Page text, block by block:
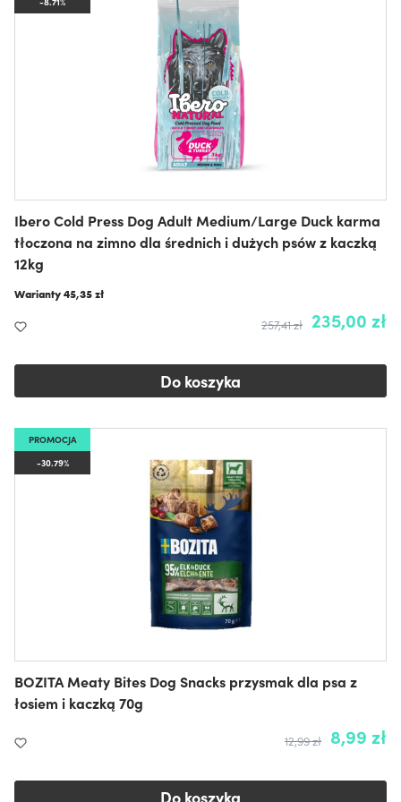
Ibero Cold Press Dog Adult Medium/Large Duck karma
tłoczona na zimno dla średnich i dużych psów z kaczką
12kg
Warianty45,35 zł
235,00 zł
257,41 zł
Do koszyka
PROMOCJA
-30.79%
BOZITA Meaty Bites Dog Snacks przysmak dla psa z
łosiem i kaczką 70g
8,99 zł
12,99 zł
Do koszyka